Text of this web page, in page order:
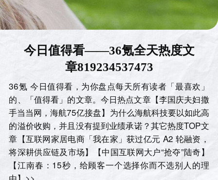
今日值得看——36氪全天热度文
章819234537473
36氪 今日值得看，为你盘点每天所有读者「最喜欢」
的、「值得看」的文章。今日热点文章【李国庆夫妇撒
手当当网，海航75亿接盘】为什么海航科技要以如此高
的溢价收购，并且没有提到业绩承诺？其它热度TOP文
章【互联网家居电商「我在家」获过亿元 A2 轮融资，
将深耕供应链及市场】【中国互联网大户“抢夺”陆奇】
【江南春：15秒，给顾客一个选择你而不选别人的理